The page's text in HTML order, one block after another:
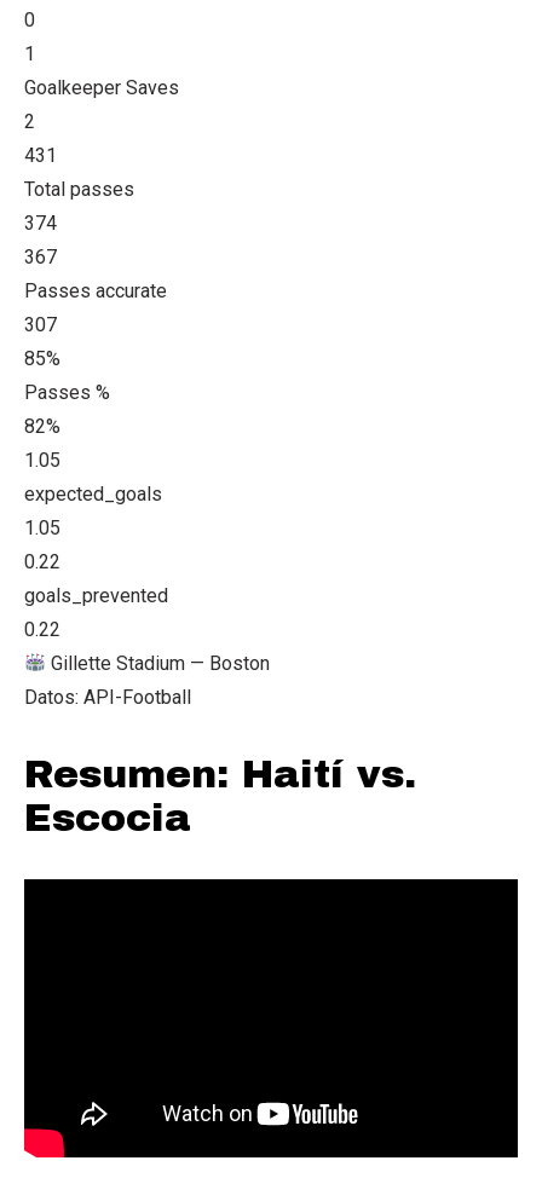
0
1
Goalkeeper Saves
2
431
Total passes
374
367
Passes accurate
307
85%
Passes %
82%
1.05
expected_goals
1.05
0.22
goals_prevented
0.22
Gillette Stadium — Boston
Datos: API-Football
Resumen: Haití vs.
Escocia